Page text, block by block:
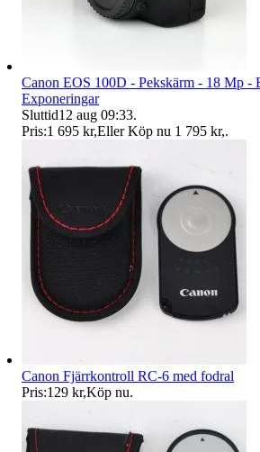
Canon EOS 100D - Pekskärm - 18 Mp -
Exponeringar
Sluttid12 aug 09:33.
Pris:1 695 kr,Eller Köp nu 1 795 kr,.
Canon Fjärrkontroll RC-6 med fodral
Pris:129 kr,Köp nu.